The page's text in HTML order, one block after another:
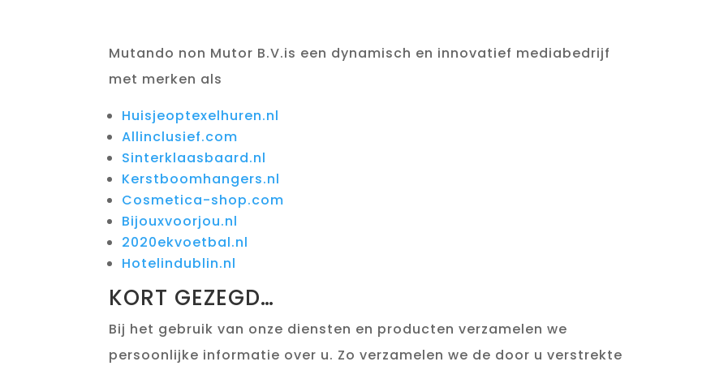
Mutando non Mutor B.V.is een dynamisch en innovatief mediabedrijf
met merken als
Huisjeoptexelhuren.nl
Allinclusief.com
Sinterklaasbaard.nl
Kerstboomhangers.nl
Cosmetica-shop.com
Bijouxvoorjou.nl
2020ekvoetbal.nl
Hotelindublin.nl
KORT GEZEGD…
Bij het gebruik van onze diensten en producten verzamelen we
persoonlijke informatie over u. Zo verzamelen we de door u verstrekte